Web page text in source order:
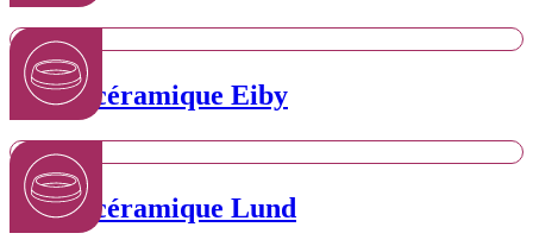
Bol en céramique Eiby
Bol en céramique Lund